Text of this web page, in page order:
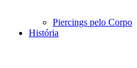
Piercings pelo Corpo
História